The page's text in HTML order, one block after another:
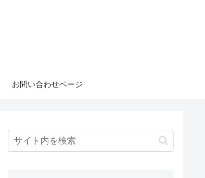
お問い合わせページ